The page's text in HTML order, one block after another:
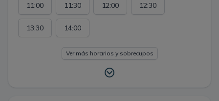
11:00 11:30 12:00 12:30
13:30 14:00
Ver más horarios y sobrecupos